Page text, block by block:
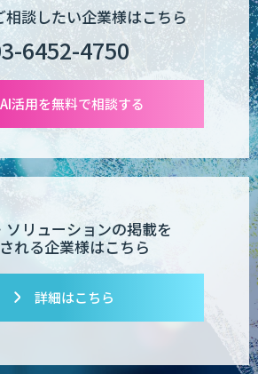
相談したい企業様はこちら
6452-4750
AI活用を無料で相談する
ソリューションの掲載を
れる企業様はこちら
詳細はこちら